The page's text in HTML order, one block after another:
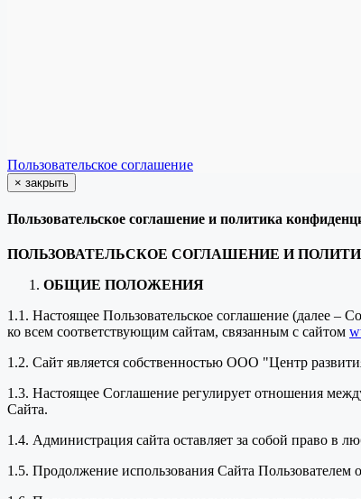
Пользовательское соглашение
× закрыть
Пользовательское соглашение и политика
ПОЛЬЗОВАТЕЛЬСКОЕ СОГЛАШЕНИЕ И
ОБЩИЕ ПОЛОЖЕНИЯ
1.1. Настоящее Пользовательское соглашение (далее
ко всем соответствующим сайтам, связанным с сайтом
1.2. Сайт является собственностью ООО "Центр
1.3. Настоящее Соглашение регулирует отношения
Сайта.
1.4. Администрация сайта оставляет за собой право в
1.5. Продолжение использования Сайта